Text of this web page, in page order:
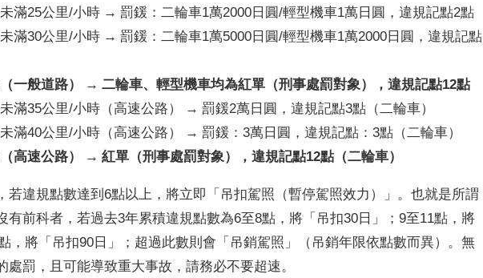
滿25公里/小時 → 罰鍰：二輪車1萬2000日圓/輕型機車1萬日圓，違規記點2點
滿30公里/小時 → 罰鍰：二輪車1萬5000日圓/輕型機車1萬2000日圓，違規記點
（一般道路） → 二輪車、輕型機車均為紅單（刑事處罰對象），違規記點12點
滿35公里/小時（高速公路） → 罰鍰2萬日圓，違規記點3點（二輪車）
滿40公里/小時（高速公路） → 罰鍰：3萬日圓，違規記點：3點（二輪車）
高速公路） → 紅單（刑事處罰對象），違規記點12點（二輪車）
若違規點數達到6點以上，將立即「吊扣駕照（暫停駕照效力）」。也就是所謂
有前科者，若過去3年累積違規點數為6至8點，將「吊扣30日」；9至11點，將
，將「吊扣90日」；超過此數則會「吊銷駕照」（吊銷年限依點數而異）。無
處罰，且可能導致重大事故，請務必不要超速。